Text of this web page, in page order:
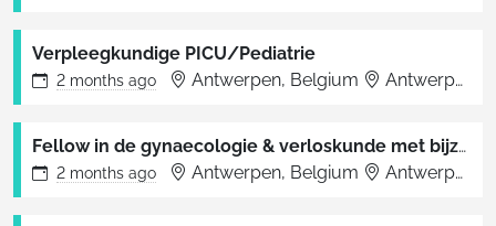
Verpleegkundige PICU/Pediatrie
2 months ago Antwerpen, Belgium Antwerpen
Fellow in de gynaecologie & verloskunde met bijzondere interesse in minimaal invasieve chirurgie
2 months ago Antwerpen, Belgium Antwerpen